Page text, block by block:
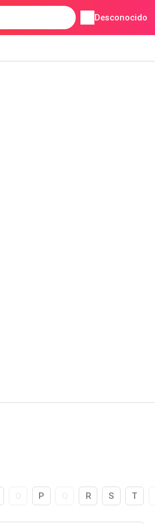
Desconocido
P R S T